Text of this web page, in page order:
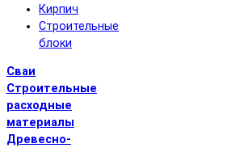
Кирпич
Строительные
блоки
Сваи
Строительные
расходные
материалы
Древесно-